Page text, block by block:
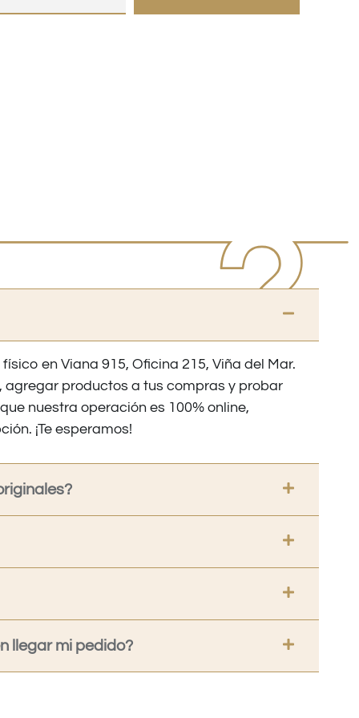
en Viana 915, Oficina 215, Viña del Mar.
agregar productos a tus compras y probar
nuestra operación es 100% online,
¡Te esperamos!
llegar mi pedido?